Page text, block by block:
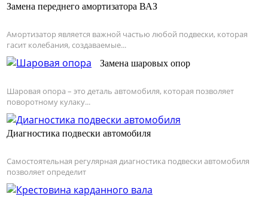
Замена переднего амортизатора ВАЗ
Амортизатор является важной частью любой подвески, которая
гасит колебания, создаваемые...
Замена шаровых опор
Шаровая опора – это деталь автомобиля, которая позволяет
поворотному кулаку...
Диагностика подвески автомобиля
Самостоятельная регулярная диагностика подвески автомобиля
позволяет определит